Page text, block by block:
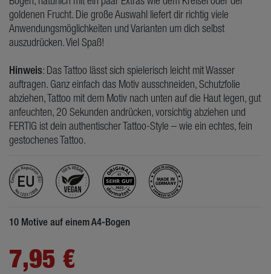
goldenen Frucht. Die große Auswahl liefert dir richtig viele
Anwendungsmöglichkeiten und Varianten um dich selbst
auszudrücken. Viel Spaß!
Hinweis: Das Tattoo lässt sich spielerisch leicht mit Wasser
auftragen. Ganz einfach das Motiv ausschneiden, Schutzfolie
abziehen, Tattoo mit dem Motiv nach unten auf die Haut legen, gut
anfeuchten, 20 Sekunden andrücken, vorsichtig abziehen und
FERTIG ist dein authentischer Tattoo-Style – wie ein echtes, fein
gestochenes Tattoo.
10 Motive auf einem A4-Bogen
7,95 €